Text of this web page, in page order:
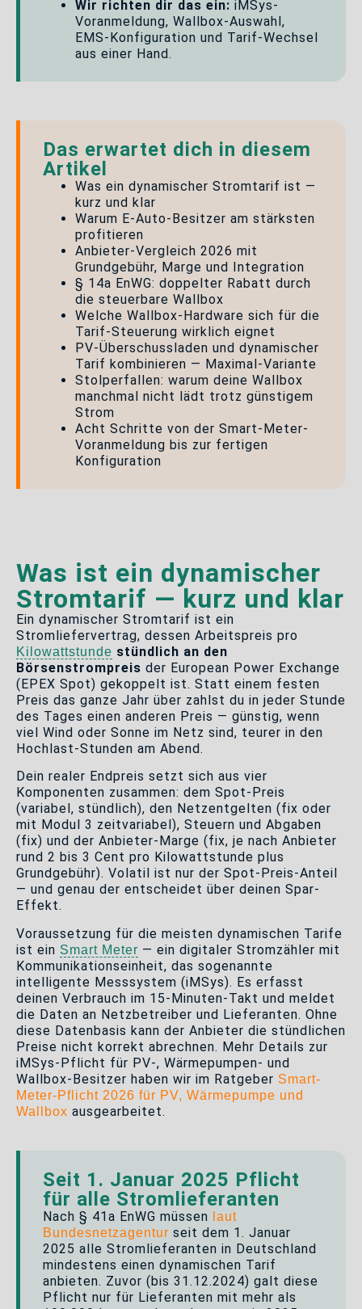
Wir richten dir das ein: iMSys-
Voranmeldung, Wallbox-Auswahl,
EMS-Konfiguration und Tarif-Wechsel
aus einer Hand.
Das erwartet dich in diesem
Artikel
Was ein dynamischer Stromtarif ist —
kurz und klar
Warum E-Auto-Besitzer am stärksten
profitieren
Anbieter-Vergleich 2026 mit
Grundgebühr, Marge und Integration
§ 14a EnWG: doppelter Rabatt durch
die steuerbare Wallbox
Welche Wallbox-Hardware sich für die
Tarif-Steuerung wirklich eignet
PV-Überschussladen und dynamischer
Tarif kombinieren — Maximal-Variante
Stolperfallen: warum deine Wallbox
manchmal nicht lädt trotz günstigem
Strom
Acht Schritte von der Smart-Meter-
Voranmeldung bis zur fertigen
Konfiguration
Was ist ein dynamischer
Stromtarif — kurz und klar
Ein dynamischer Stromtarif ist ein
Stromliefervertrag, dessen Arbeitspreis pro
Kilowattstunde stündlich an den
Börsenstrompreis der European Power Exchange
(EPEX Spot) gekoppelt ist. Statt einem festen
Preis das ganze Jahr über zahlst du in jeder Stunde
des Tages einen anderen Preis — günstig, wenn
viel Wind oder Sonne im Netz sind, teurer in den
Hochlast-Stunden am Abend.
Dein realer Endpreis setzt sich aus vier
Komponenten zusammen: dem Spot-Preis
(variabel, stündlich), den Netzentgelten (fix oder
mit Modul 3 zeitvariabel), Steuern und Abgaben
(fix) und der Anbieter-Marge (fix, je nach Anbieter
rund 2 bis 3 Cent pro Kilowattstunde plus
Grundgebühr). Volatil ist nur der Spot-Preis-Anteil
— und genau der entscheidet über deinen Spar-
Effekt.
Voraussetzung für die meisten dynamischen Tarife
ist ein Smart Meter — ein digitaler Stromzähler mit
Kommunikationseinheit, das sogenannte
intelligente Messsystem (iMSys). Es erfasst
deinen Verbrauch im 15-Minuten-Takt und meldet
die Daten an Netzbetreiber und Lieferanten. Ohne
diese Datenbasis kann der Anbieter die stündlichen
Preise nicht korrekt abrechnen. Mehr Details zur
iMSys-Pflicht für PV-, Wärmepumpen- und
Wallbox-Besitzer haben wir im Ratgeber Smart-
Meter-Pflicht 2026 für PV, Wärmepumpe und
Wallbox ausgearbeitet.
Seit 1. Januar 2025 Pflicht
für alle Stromlieferanten
Nach § 41a EnWG müssen
laut
Bundesnetzagentur seit dem 1. Januar
2025 alle Stromlieferanten in Deutschland
mindestens einen dynamischen Tarif
anbieten. Zuvor (bis 31.12.2024) galt diese
Pflicht nur für Lieferanten mit mehr als